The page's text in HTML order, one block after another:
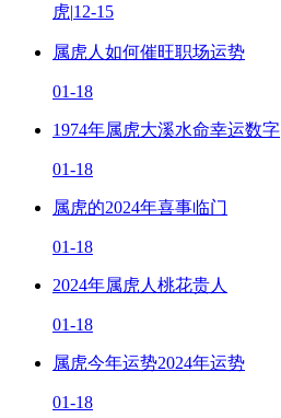
虎|12-15
属虎人如何催旺职场运势
01-18
1974年属虎大溪水命幸运数字
01-18
属虎的2024年喜事临门
01-18
2024年属虎人桃花贵人
01-18
属虎今年运势2024年运势
01-18